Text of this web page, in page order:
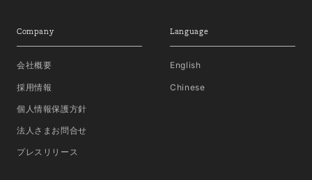
Company
会社概要
採用情報
個人情報保護方針
法人さまお問合せ
プレスリリース
Language
English
Chinese